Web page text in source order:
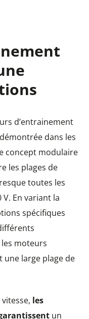
d’entrainement
dans les
concept modulaire
les plages de
toutes les
En variant la
spécifiques
moteurs
une large plage de
les
un